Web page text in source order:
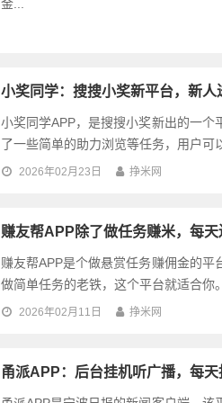
金...
小奖同学：搜搜小奖新平台，新
小奖同学APP，是搜搜小奖新出的一
了一些简单的助力浏览等任务，用户可
2026年02月23日 挣米网
赚友帮APP除了做任务赚米，每天
赚友帮APP是个做悬赏任务赚佣金的
做简单任务的老铁，这个平台就适合你
2026年02月11日 挣米网
甬派APP：后台挂机听广播，每